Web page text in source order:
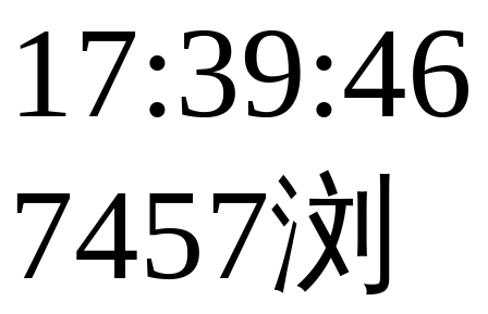
17:39:46
7457浏